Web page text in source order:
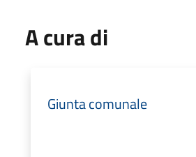
A cura di
Giunta comunale